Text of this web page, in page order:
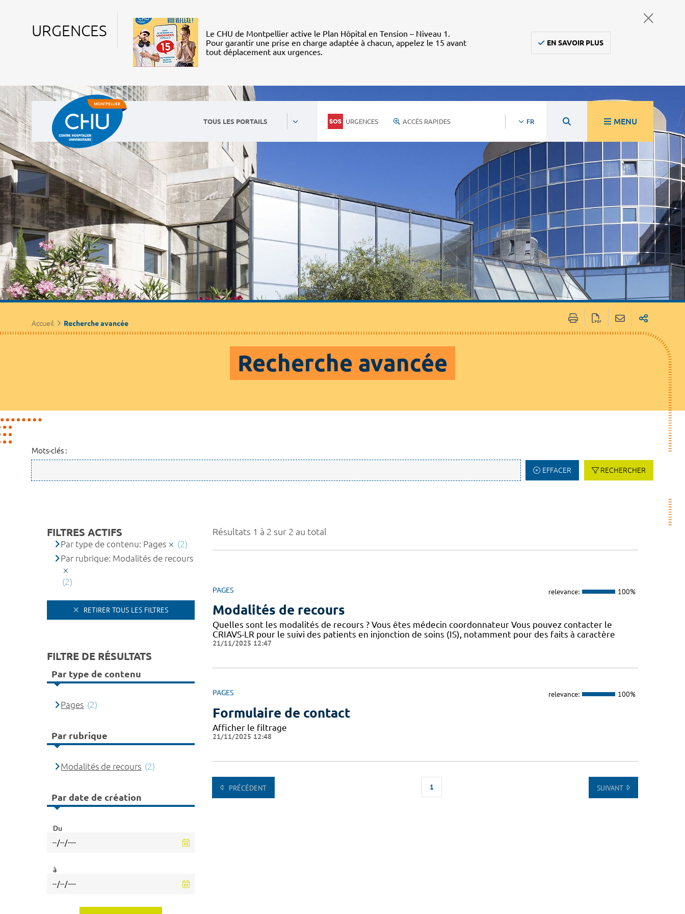
URGENCES
Le CHU de Montpellier active le Plan Hôpital en Tension – Niveau 1.
Pour garantir une prise en charge adaptée à chacun, appelez le 15 avant
tout déplacement aux urgences.
EN SAVOIR PLUS
TOUS LES PORTAILS URGENCES ACCÈS RAPIDES FR MENU
Accueil Recherche avancée
Recherche avancée
Mots-clés :
EFFACER RECHERCHER
Résultats 1 à 2 sur 2 au total
PAGES relevance: 100%
Modalités de recours
Quelles sont les modalités de recours ? Vous êtes médecin coordonnateur Vous pouvez contacter le
CRIAVS-LR pour le suivi des patients en injonction de soins (IS), notamment pour des faits à caractère
21/11/2025 12:47
PAGES relevance: 100%
Formulaire de contact
Afficher le filtrage
21/11/2025 12:48
PRÉCÉDENT 1 SUIVANT
FILTRES ACTIFS
Par type de contenu: Pages
(2)
Par rubrique: Modalités de recours
(2)
RETIRER TOUS LES FILTRES
FILTRE DE RÉSULTATS
Par type de contenu
Pages (2)
Par rubrique
Modalités de recours (2)
Par date de création
Du
à